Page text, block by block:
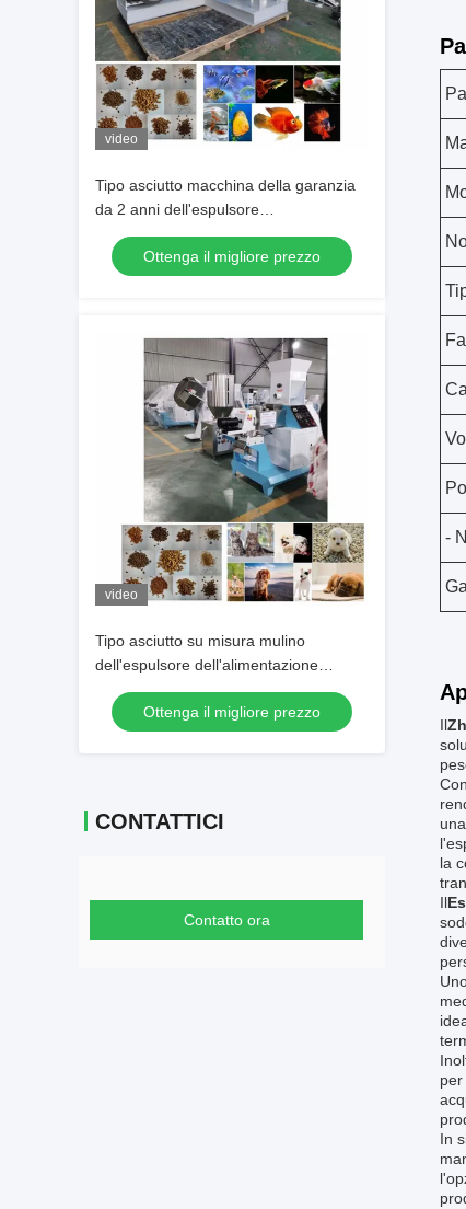
video
Tipo asciutto macchina della garanzia
da 2 anni dell'espulsore
dell'alimentazione del pesce con il
certificato del CE
Ottenga il migliore prezzo
video
Tipo asciutto su misura mulino
dell'espulsore dell'alimentazione
animale per il prodotto di acquacoltura
Ottenga il migliore prezzo
CONTATTICI
Contatto ora
-
Il
la
Il
In